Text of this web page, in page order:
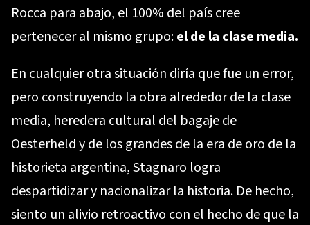
Rocca para abajo, el 100% del país cree
pertenecer al mismo grupo:el de la clase media.
En cualquier otra situación diría que fue un error,
pero construyendo la obra alrededor de la clase
media, heredera cultural del bagaje de
Oesterheld y de los grandes de la era de oro de la
historieta argentina, Stagnaro logra
despartidizar y nacionalizar la historia. De hecho,
siento un alivio retroactivo con el hecho de que la